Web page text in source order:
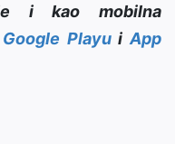
je i kao mobilna
Google PlayuiApp